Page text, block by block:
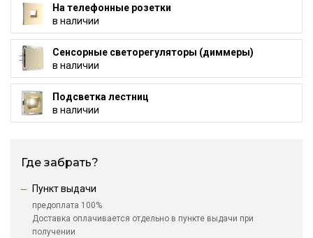
На телефонные розетки
в наличии
Сенсорные светорегуляторы (диммеры)
в наличии
Подсветка лестниц
в наличии
Где забрать?
Пункт выдачи
предоплата 100%
Доставка оплачивается отдельно в пункте выдачи при
получении